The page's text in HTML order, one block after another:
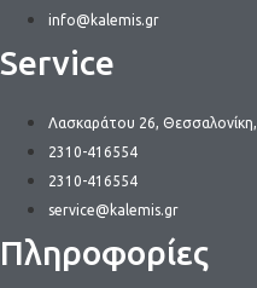
info@kalemis.gr
Service
Λασκαράτου 26,
2310-416554
2310-416554
service@kalemis.gr
Πληροφορίες